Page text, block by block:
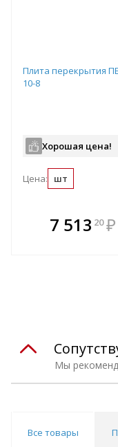
Плита перекрытия
10-8
Хорошая цена!
Цена: шт
7 513 20 ₽
Мы
Все товары